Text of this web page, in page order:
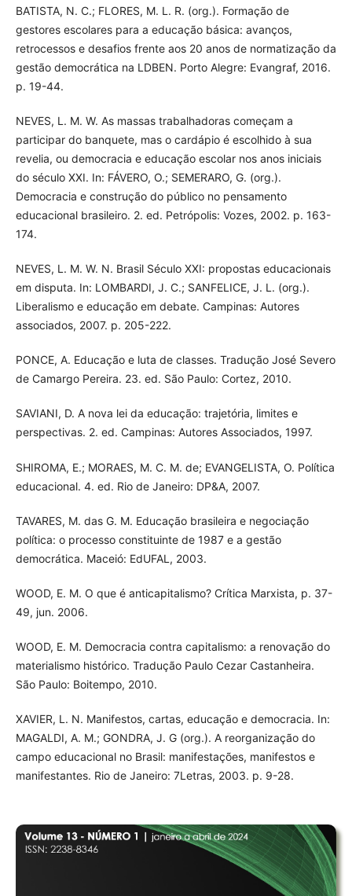
BATISTA, N. C.; FLORES, M. L. R. (org.). Formação de
gestores escolares para a educação básica: avanços,
retrocessos e desafios frente aos 20 anos de normatização da
gestão democrática na LDBEN. Porto Alegre: Evangraf, 2016.
p. 19-44.
NEVES, L. M. W. As massas trabalhadoras começam a
participar do banquete, mas o cardápio é escolhido à sua
revelia, ou democracia e educação escolar nos anos iniciais
do século XXI. In: FÁVERO, O.; SEMERARO, G. (org.).
Democracia e construção do público no pensamento
educacional brasileiro. 2. ed. Petrópolis: Vozes, 2002. p. 163-
174.
NEVES, L. M. W. N. Brasil Século XXI: propostas educacionais
em disputa. In: LOMBARDI, J. C.; SANFELICE, J. L. (org.).
Liberalismo e educação em debate. Campinas: Autores
associados, 2007. p. 205-222.
PONCE, A. Educação e luta de classes. Tradução José Severo
de Camargo Pereira. 23. ed. São Paulo: Cortez, 2010.
SAVIANI, D. A nova lei da educação: trajetória, limites e
perspectivas. 2. ed. Campinas: Autores Associados, 1997.
SHIROMA, E.; MORAES, M. C. M. de; EVANGELISTA, O. Política
educacional. 4. ed. Rio de Janeiro: DP&A, 2007.
TAVARES, M. das G. M. Educação brasileira e negociação
política: o processo constituinte de 1987 e a gestão
democrática. Maceió: EdUFAL, 2003.
WOOD, E. M. O que é anticapitalismo? Crítica Marxista, p. 37-
49, jun. 2006.
WOOD, E. M. Democracia contra capitalismo: a renovação do
materialismo histórico. Tradução Paulo Cezar Castanheira.
São Paulo: Boitempo, 2010.
XAVIER, L. N. Manifestos, cartas, educação e democracia. In:
MAGALDI, A. M.; GONDRA, J. G (org.). A reorganização do
campo educacional no Brasil: manifestações, manifestos e
manifestantes. Rio de Janeiro: 7Letras, 2003. p. 9-28.